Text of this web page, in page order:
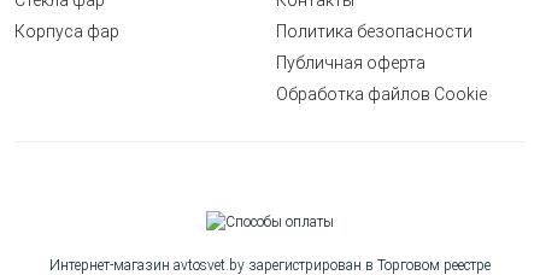
Корпуса фар
Политика безопасности
Публичная оферта
Обработка файлов Cookie
Интернет-магазин avtosvet.by зарегистрирован в Торговом реестре